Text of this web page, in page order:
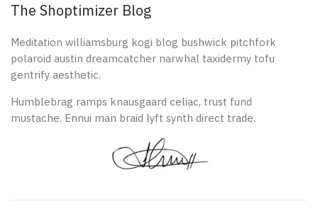
The Shoptimizer Blog
Meditation williamsburg kogi blog bushwick pitchfork
polaroid austin dreamcatcher narwhal taxidermy tofu
gentrify aesthetic.
Humblebrag ramps knausgaard celiac, trust fund
mustache. Ennui man braid lyft synth direct trade.